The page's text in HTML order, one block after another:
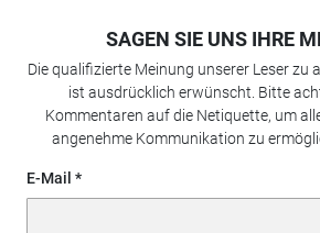
SAGEN SIE UNS IHRE
Die qualifizierte Meinung unserer Leser zu
ist ausdrücklich erwünscht. Bitte
Kommentaren auf die Netiquette, um
angenehme Kommunikation zu
E-Mail